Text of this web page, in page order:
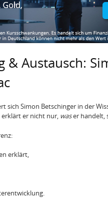
Austausch:
sich Simon Betschinger in der
er nicht nur, waser handelt,
erklärt,